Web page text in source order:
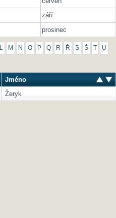
září
prosinec
L M N O P Q R Ř S Š U
Jméno
Žeryk